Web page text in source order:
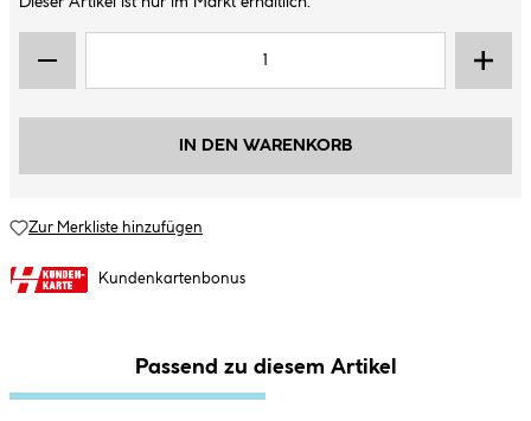
IN DEN WARENKORB
Zur Merkliste hinzufügen
Kundenkartenbonus
Passend zu diesem Artikel